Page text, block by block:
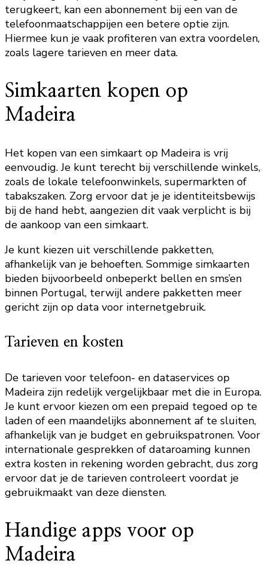
terugkeert, kan een abonnement bij een van de
telefoonmaatschappijen een betere optie zijn.
Hiermee kun je vaak profiteren van extra voordelen,
zoals lagere tarieven en meer data.
Simkaarten kopen op
Madeira
Het kopen van een simkaart op Madeira is vrij
eenvoudig. Je kunt terecht bij verschillende winkels,
zoals de lokale telefoonwinkels, supermarkten of
tabakszaken. Zorg ervoor dat je je identiteitsbewijs
bij de hand hebt, aangezien dit vaak verplicht is bij
de aankoop van een simkaart.
Je kunt kiezen uit verschillende pakketten,
afhankelijk van je behoeften. Sommige simkaarten
bieden bijvoorbeeld onbeperkt bellen en sms’en
binnen Portugal, terwijl andere pakketten meer
gericht zijn op data voor internetgebruik.
Tarieven en kosten
De tarieven voor telefoon- en dataservices op
Madeira zijn redelijk vergelijkbaar met die in Europa.
Je kunt ervoor kiezen om een prepaid tegoed op te
laden of een maandelijks abonnement af te sluiten,
afhankelijk van je budget en gebruikspatronen. Voor
internationale gesprekken of dataroaming kunnen
extra kosten in rekening worden gebracht, dus zorg
ervoor dat je de tarieven controleert voordat je
gebruikmaakt van deze diensten.
Handige apps voor op
Madeira